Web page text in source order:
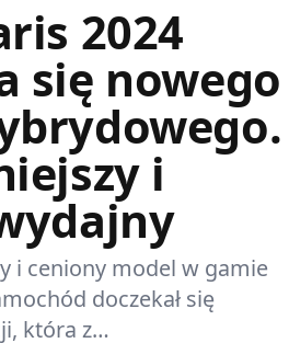
2024
się nowego
i
i ceniony model w gamie
doczekał się
która z…